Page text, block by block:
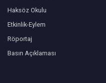
Haksöz Okulu
Etkinlik-Eylem
Röportaj
Basın Açıklaması